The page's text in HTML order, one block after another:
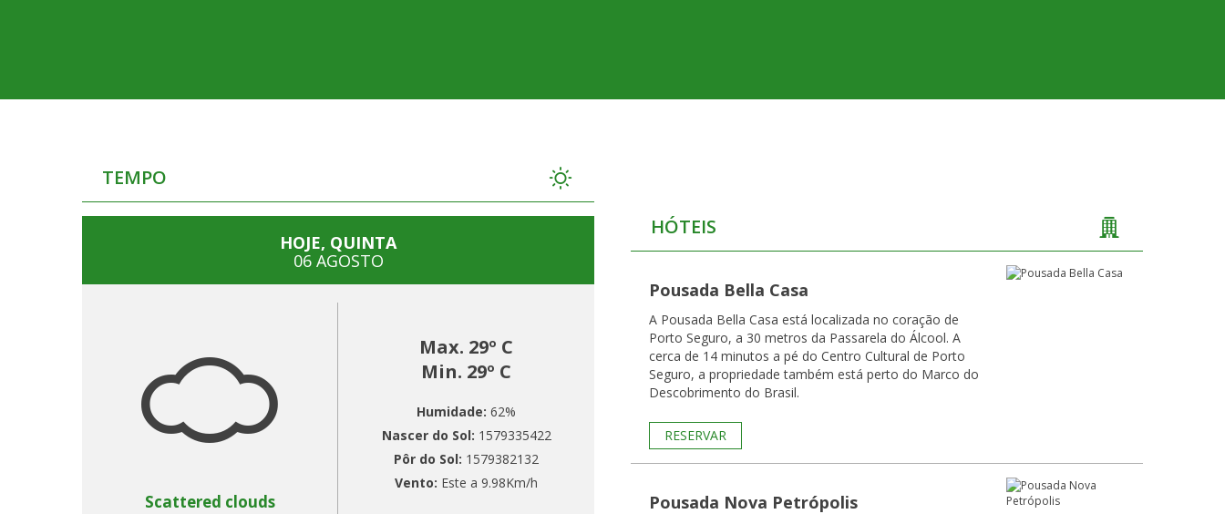
TEMPO
HOJE, QUINTA
06 AGOSTO
Scattered clouds
Max. 29º C
Min. 29º C
Humidade: 62%
Nascer do Sol: 1579335422
Pôr do Sol: 1579382132
Vento: Este a 9.98Km/h
HÓTEIS
Pousada Bella Casa
A Pousada Bella Casa está localizada no coração de
Porto Seguro, a 30 metros da Passarela do Álcool. A
cerca de 14 minutos a pé do Centro Cultural de Porto
Seguro, a propriedade também está perto do Marco do
Descobrimento do Brasil.
RESERVAR
Pousada Nova Petrópolis